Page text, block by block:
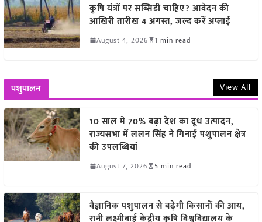
कृषि यंत्रों पर सब्सिडी चाहिए? आवेदन की
आखिरी तारीख 4 अगस्त, जल्द करें अप्लाई
August 4, 2026 1 min read
पशुपालन View All
10 साल में 70% बढ़ा देश का दूध उत्पादन,
राज्यसभा में ललन सिंह ने गिनाईं पशुपालन क्षेत्र
की उपलब्धियां
August 7, 2026 5 min read
वैज्ञानिक पशुपालन से बढ़ेगी किसानों की आय,
रानी लक्ष्मीबाई केंद्रीय कृषि विश्वविद्यालय के